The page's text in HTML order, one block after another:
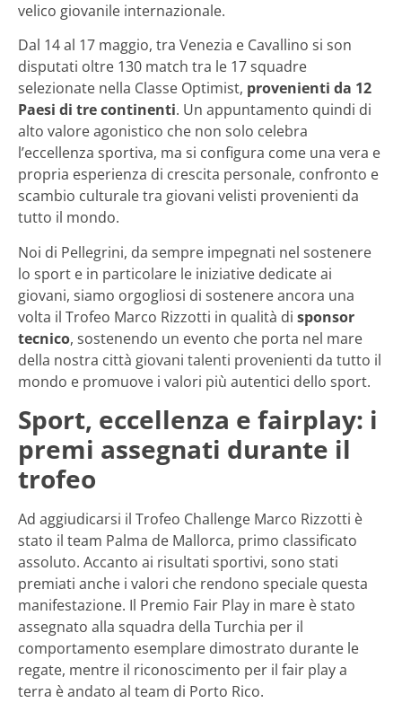
velico giovanile internazionale.
Dal 14 al 17 maggio, tra Venezia e Cavallino si son
disputati oltre 130 match tra le 17 squadre
selezionate nella Classe Optimist, provenienti da 12
Paesi di tre continenti. Un appuntamento quindi di
alto valore agonistico che non solo celebra
l’eccellenza sportiva, ma si configura come una vera e
propria esperienza di crescita personale, confronto e
scambio culturale tra giovani velisti provenienti da
tutto il mondo.
Noi di Pellegrini, da sempre impegnati nel sostenere
lo sport e in particolare le iniziative dedicate ai
giovani, siamo orgogliosi di sostenere ancora una
volta il Trofeo Marco Rizzotti in qualità di sponsor
tecnico, sostenendo un evento che porta nel mare
della nostra città giovani talenti provenienti da tutto il
mondo e promuove i valori più autentici dello sport.
Sport, eccellenza e fairplay: i
premi assegnati durante il
trofeo
Ad aggiudicarsi il Trofeo Challenge Marco Rizzotti è
stato il team Palma de Mallorca, primo classificato
assoluto. Accanto ai risultati sportivi, sono stati
premiati anche i valori che rendono speciale questa
manifestazione. Il Premio Fair Play in mare è stato
assegnato alla squadra della Turchia per il
comportamento esemplare dimostrato durante le
regate, mentre il riconoscimento per il fair play a
terra è andato al team di Porto Rico.